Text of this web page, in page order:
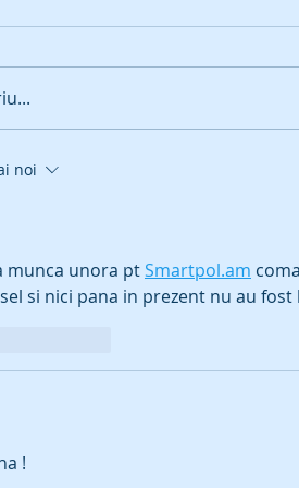
noi
munca unora pt Smartpol.am
si nici pana in prezent nu au fost
!